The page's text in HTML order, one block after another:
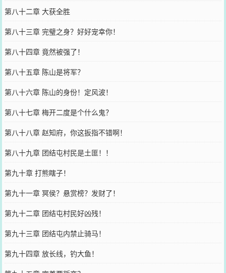
第八十二章 大获全胜
第八十三章 完璧之身？好好宠幸你！
第八十四章 竟然被强了！
第八十五章 陈山是将军？
第八十六章 陈山的身份！定风波！
第八十七章 梅开二度是个什么鬼？
第八十八章 赵知府，你这扳指不错啊！
第八十九章 团结屯村民是土匪！！
第九十章 打熊瞎子！
第九十一章 冥侯？悬赏榜？发财了！
第九十二章 团结屯村民好凶残！
第九十三章 团结屯内禁止骑马！
第九十四章 放长线，钓大鱼！